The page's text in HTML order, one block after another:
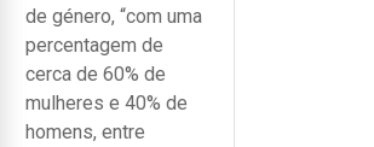
de género, “com uma
percentagem de
cerca de 60% de
mulheres e 40% de
homens, entre